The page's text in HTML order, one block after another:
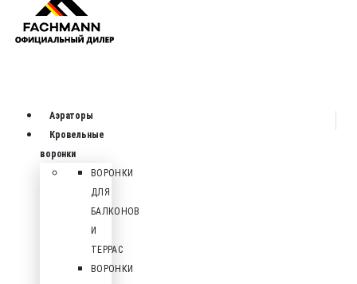
Аэраторы
Кровельные
воронки
ВОРОНКИ
ДЛЯ
БАЛКОНОВ
И
ТЕРРАС
ВОРОНКИ